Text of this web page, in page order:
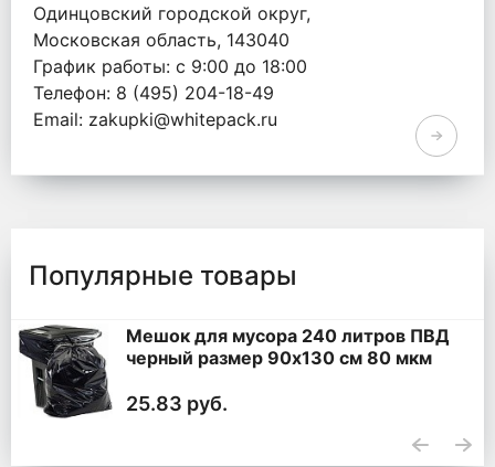
Одинцовский городской округ,
Московская область, 143040
График работы: с 9:00 до 18:00
Телефон: 8 (495) 204-18-49
Email: zakupki@whitepack.ru
Популярные товары
Мешок для мусора 240 литров ПВД
черный размер 90x130 см 80 мкм
25.83 руб.